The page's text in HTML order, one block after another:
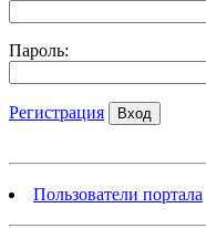
Пароль:
Регистрация
Пользователи портала